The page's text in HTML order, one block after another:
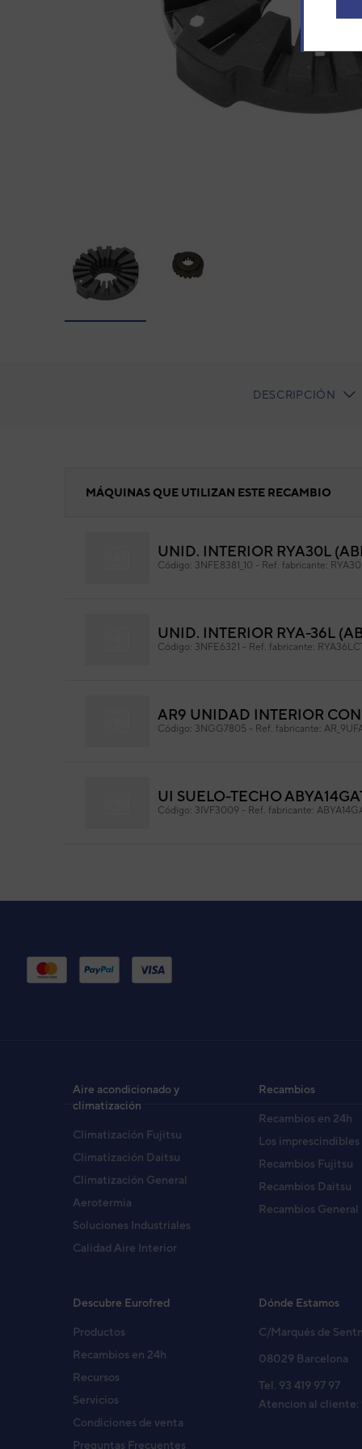
CURRENT
DESCRIPCIÓN
MÁQUINAS QUE UTILIZAN ESTE RECAMBIO
UNID. INTERIOR RYA30L
Código: 3NFE8381_10 - Ref. fabricante:
UNID. INTERIOR RYA-36L
Código: 3NFE6321 - Ref. fabricante:
AR9 UNIDAD INTERIOR
Código: 3NGG7805 - Ref. fabricante:
UI SUELO-TECHO
Código: 3IVF3009 - Ref. fabricante:
UNIDAD INTERIOR AIRE
Código:
UNIDAD EXTERIOR
Código: Ref. fabricante:
UNID. INTERIOR RYA24L
Código:
Código: Ref. fabricante:
U. INT. ABY50UIF S/T INV
Ref. fabricante:
Aire acondicionado y
climatización
Climatización Fujitsu
Climatización Daitsu
Climatización General
Aerotermia
Soluciones Industriales
Calidad Aire Interior
Recambios
Recambios en 24h
Los imprescindibles
Recambios Fujitsu
Recambios Daitsu
Recambios General
Descubre Eurofred
Productos
Recambios en 24h
Recursos
Servicios
Condiciones de venta
Preguntas Frecuentes
Dónde Estamos
C/Marqués de
08029 Barcelona
Tel. 93 419 97 97
Atencion al cliente: